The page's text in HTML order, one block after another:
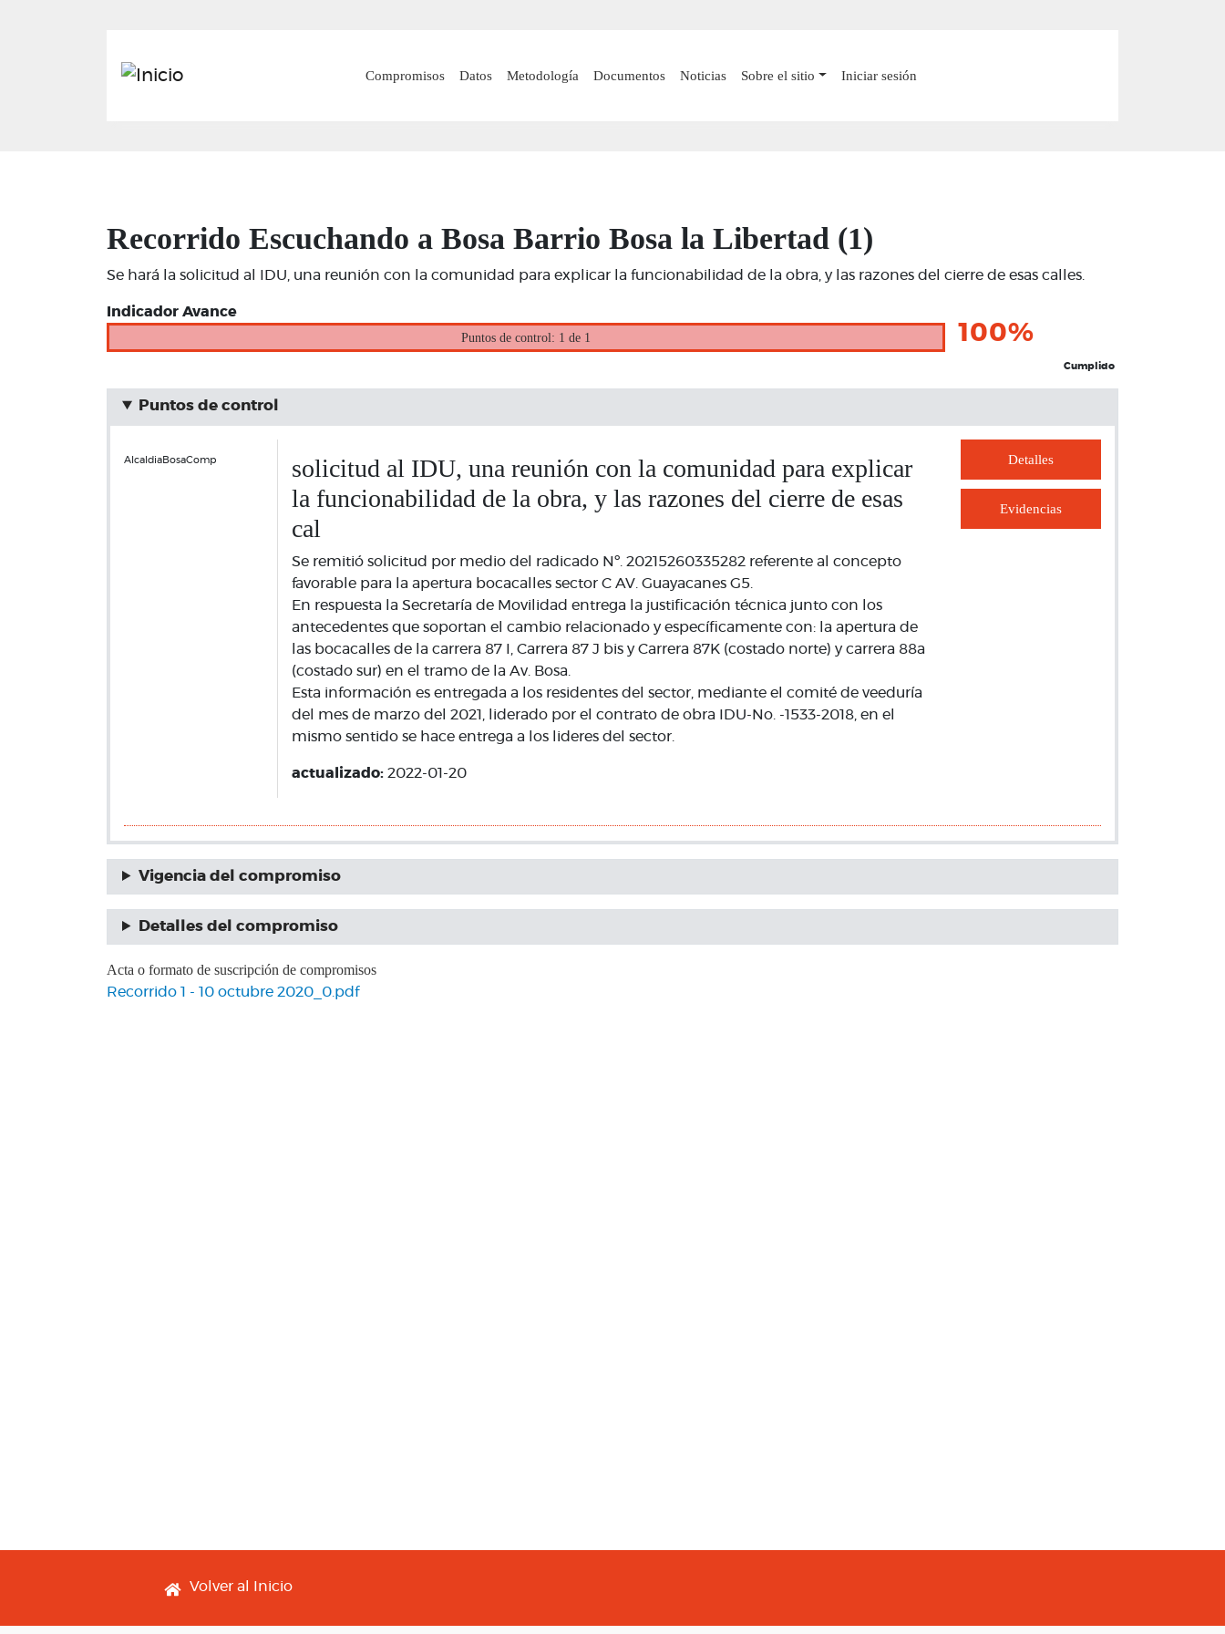
principal
Main navigation
Compromisos Datos Metodología Documentos Noticias Sobre el sitio Iniciar sesión
Recorrido Escuchando a Bosa Barrio Bosa la Libertad (1)
Se hará la solicitud al IDU, una reunión con la comunidad para explicar la funcionabilidad de la obra, y las razones del cierre de esas calles.
Indicador Avance
Puntos de control: 1 de 1
100%
Cumplido
Puntos de control
AlcaldiaBosaComp
solicitud al IDU, una reunión con la comunidad para explicar
la funcionabilidad de la obra, y las razones del cierre de esas
cal
Se remitió solicitud por medio del radicado Nº. 20215260335282 referente al concepto
favorable para la apertura bocacalles sector C AV. Guayacanes G5.
En respuesta la Secretaría de Movilidad entrega la justificación técnica junto con los
antecedentes que soportan el cambio relacionado y específicamente con: la apertura de
las bocacalles de la carrera 87 I, Carrera 87 J bis y Carrera 87K (costado norte) y carrera 88a
(costado sur) en el tramo de la Av. Bosa.
Esta información es entregada a los residentes del sector, mediante el comité de veeduría
del mes de marzo del 2021, liderado por el contrato de obra IDU-No. -1533-2018, en el
mismo sentido se hace entrega a los lideres del sector.
actualizado: 2022-01-20
Detalles
Evidencias
Vigencia del compromiso
Detalles del compromiso
Acta o formato de suscripción de compromisos
Recorrido 1 - 10 octubre 2020_0.pdf
Footer menu
Volver al Inicio